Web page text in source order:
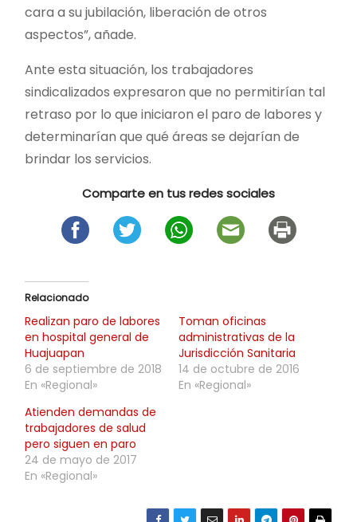
cara a su jubilación, liberación de otros
aspectos”, añade.
Ante esta situación, los trabajadores
sindicalizados expresaron que no permitirían tal
retraso por lo que iniciaron el paro de labores y
determinarían que qué áreas se dejarían de
brindar los servicios.
Comparte en tus redes sociales
Relacionado
Realizan paro de labores
en hospital general de
Huajuapan
6 de septiembre de 2018
En «Regional»
Toman oficinas
administrativas de la
Jurisdicción Sanitaria
14 de octubre de 2016
En «Regional»
Atienden demandas de
trabajadores de salud
pero siguen en paro
24 de mayo de 2017
En «Regional»